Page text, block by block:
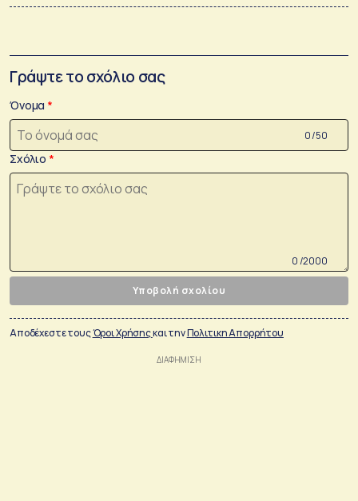
Γράψτε το σχόλιο σας
Όνομα
0 /50
Σχόλιο
0 /2000
Υποβολή σχολίου
Αποδέχεστε τουςΌροι Χρήσηςκαι τηνΠολιτικη Απορρήτου